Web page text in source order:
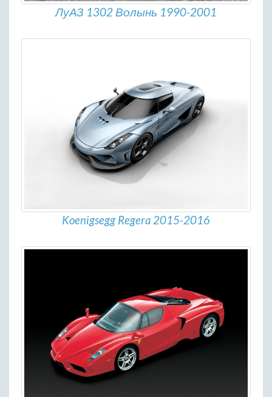
ЛуАЗ 1302 Волынь 1990-2001
Koenigsegg Regera 2015-2016